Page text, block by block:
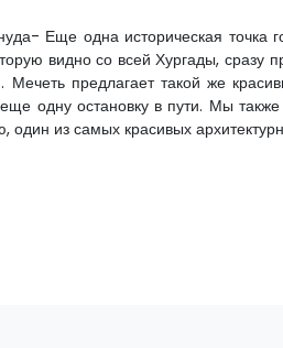
Еще одна историческая точка
видно со всей Хургады, сразу
Мечеть предлагает такой же
одну остановку в пути. Мы
из самых красивых